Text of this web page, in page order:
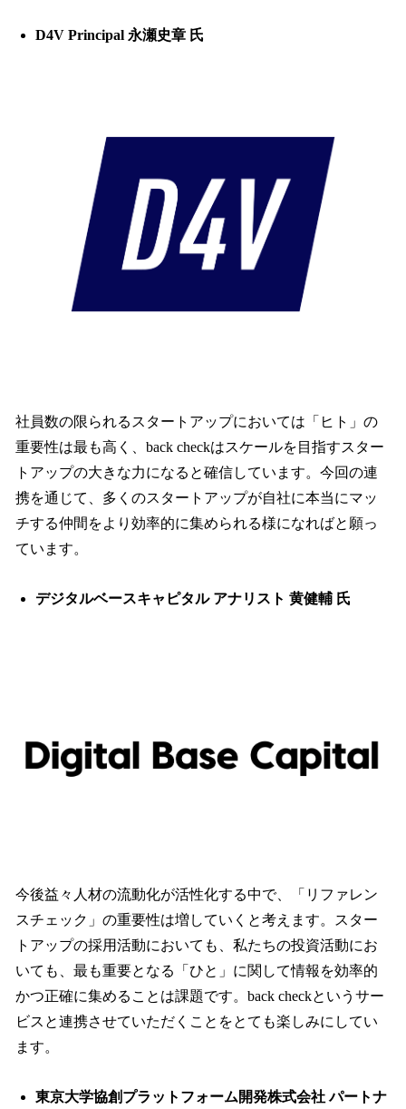
D4V Principal 永瀬史章 氏
社員数の限られるスタートアップにおいては「ヒト」の
重要性は最も高く、back checkはスケールを目指すスター
トアップの大きな力になると確信しています。今回の連
携を通じて、多くのスタートアップが自社に本当にマッ
チする仲間をより効率的に集められる様になればと願っ
ています。
デジタルベースキャピタル アナリスト 黄健輔 氏
今後益々人材の流動化が活性化する中で、「リファレン
スチェック」の重要性は増していくと考えます。スター
トアップの採用活動においても、私たちの投資活動にお
いても、最も重要となる「ひと」に関して情報を効率的
かつ正確に集めることは課題です。back checkというサー
ビスと連携させていただくことをとても楽しみにしてい
ます。
東京大学協創プラットフォーム開発株式会社 パートナ